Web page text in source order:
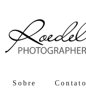
Sobre Contato